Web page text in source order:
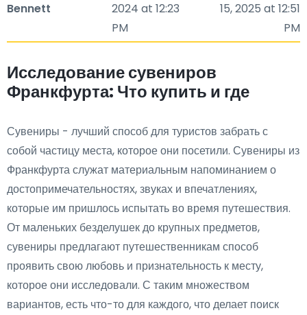
Bennett
2024 at 12:23
PM
15, 2025 at 12:51
PM
Исследование сувениров
Франкфурта: Что купить и где
Сувениры - лучший способ для туристов забрать с
собой частицу места, которое они посетили. Сувениры из
Франкфурта служат материальным напоминанием о
достопримечательностях, звуках и впечатлениях,
которые им пришлось испытать во время путешествия.
От маленьких безделушек до крупных предметов,
сувениры предлагают путешественникам способ
проявить свою любовь и признательность к месту,
которое они исследовали. С таким множеством
вариантов, есть что-то для каждого, что делает поиск